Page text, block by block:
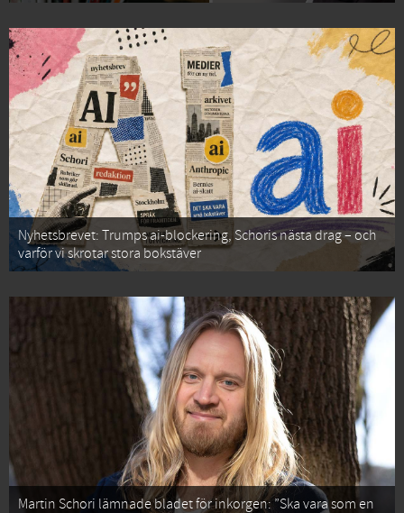
Nyhetsbrevet: Trumps ai-blockering, Schoris nästa drag – och
varför vi skrotar stora bokstäver
Martin Schori lämnade bladet för inkorgen: ”Ska vara som en